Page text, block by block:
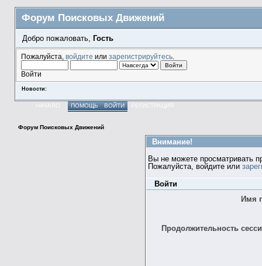
Форум Поисковых Движений
Добро пожаловать, Гость
Пожалуйста, войдите или зарегистрируйтесь.
Войти
Новости:
НАЧАЛО ПОМОЩЬ ВОЙТИ РЕГИСТРАЦИЯ
Форум Поисковых Движений
Внимание!
Вы не можете просматривать
Пожалуйста, войдите или
Войти
Имя
Продолжительность